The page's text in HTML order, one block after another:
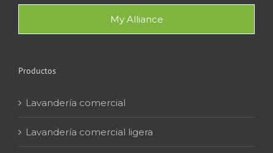
My Alliance
Productos
Lavandería comercial
Lavandería comercial ligera